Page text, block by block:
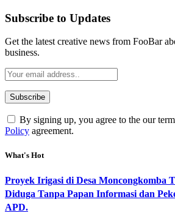
Subscribe to Updates
Get the latest creative news from FooBar
business.
By signing up, you agree to the our
Policy agreement.
What's Hot
Proyek Irigasi di Desa Moncongkomba
Diduga Tanpa Papan Informasi dan
APD.